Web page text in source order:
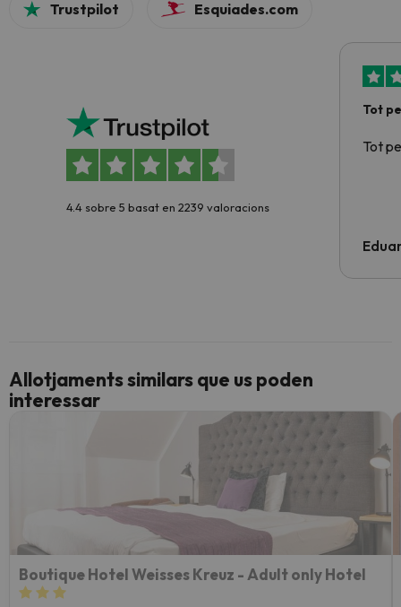
Trustpilot Esquiades.com
4.4 sobre 5 basat en 2239 valoracions
Tot
Tot
Allotjaments similars que us poden
interessar
Boutique Hotel Weisses Kreuz - Adult only Hotel